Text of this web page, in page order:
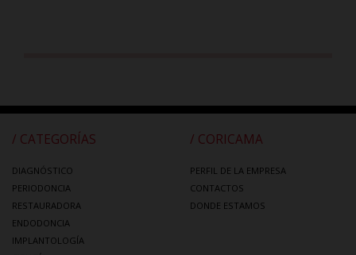
/ CATEGORÍAS
DIAGNÓSTICO
PERIODONCIA
RESTAURADORA
ENDODONCIA
IMPLANTOLOGÍA
/ CORICAMA
PERFIL DE LA EMPRESA
CONTACTOS
DONDE ESTAMOS